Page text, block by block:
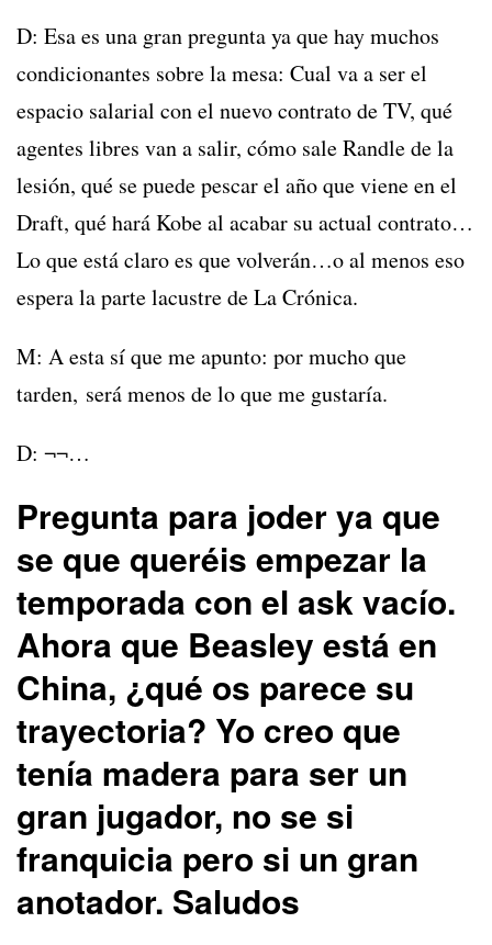
D: Esa es una gran pregunta ya que hay muchos
condicionantes sobre la mesa: Cual va a ser el
espacio salarial con el nuevo contrato de TV, qué
agentes libres van a salir, cómo sale Randle de la
lesión, qué se puede pescar el año que viene en el
Draft, qué hará Kobe al acabar su actual contrato…
Lo que está claro es que volverán…o al menos eso
espera la parte lacustre de La Crónica.
M: A esta sí que me apunto: por mucho que
tarden, será menos de lo que me gustaría.
D: ¬¬…
Pregunta para joder ya que
se que queréis empezar la
temporada con el ask vacío.
Ahora que Beasley está en
China, ¿qué os parece su
trayectoria? Yo creo que
tenía madera para ser un
gran jugador, no se si
franquicia pero si un gran
anotador. Saludos